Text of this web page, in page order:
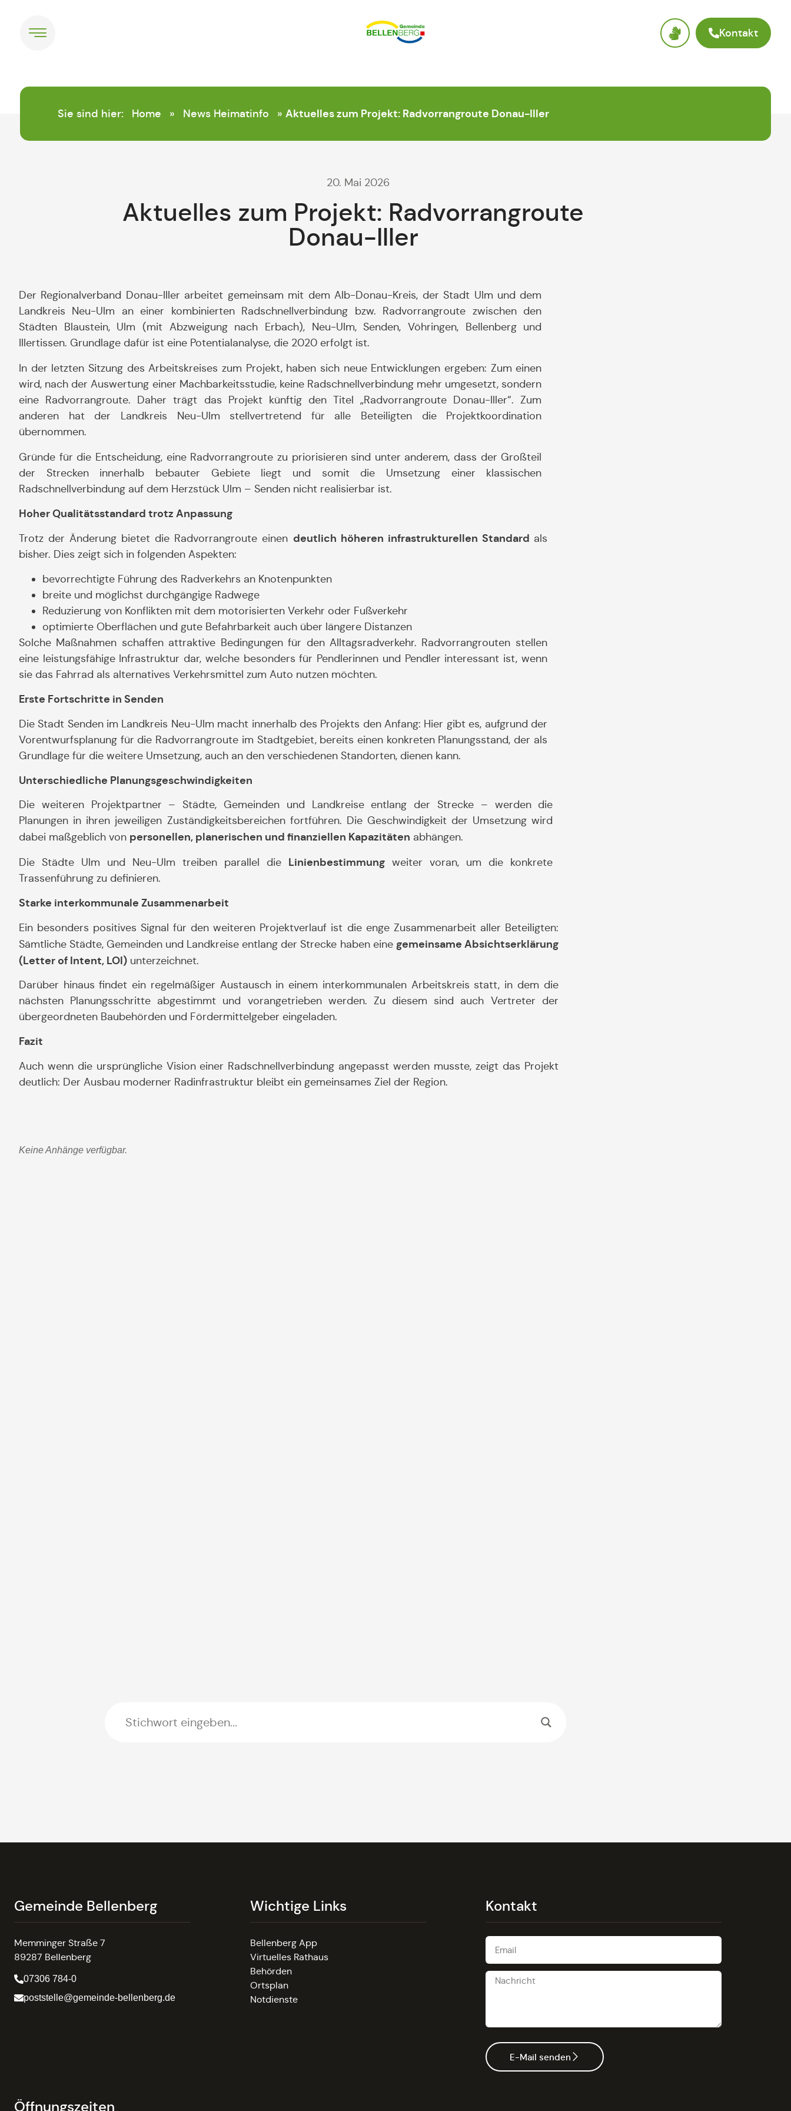
Kontakt
Sie sind hier: Home » News Heimatinfo » Aktuelles zum Projekt: Radvorrangroute Donau-Iller
20. Mai 2026
Aktuelles zum Projekt: Radvorrangroute
Donau-Iller
Der Regionalverband Donau-Iller arbeitet gemeinsam mit dem Alb-Donau-Kreis, der Stadt Ulm und dem
Landkreis Neu-Ulm an einer kombinierten Radschnellverbindung bzw. Radvorrangroute zwischen den
Städten Blaustein, Ulm (mit Abzweigung nach Erbach), Neu-Ulm, Senden, Vöhringen, Bellenberg und
Illertissen. Grundlage dafür ist eine Potentialanalyse, die 2020 erfolgt ist.
In der letzten Sitzung des Arbeitskreises zum Projekt, haben sich neue Entwicklungen ergeben: Zum einen
wird, nach der Auswertung einer Machbarkeitsstudie, keine Radschnellverbindung mehr umgesetzt, sondern
eine Radvorrangroute. Daher trägt das Projekt künftig den Titel „Radvorrangroute Donau-Iller“. Zum
anderen hat der Landkreis Neu-Ulm stellvertretend für alle Beteiligten die Projektkoordination
übernommen.
Gründe für die Entscheidung, eine Radvorrangroute zu priorisieren sind unter anderem, dass der Großteil
der Strecken innerhalb bebauter Gebiete liegt und somit die Umsetzung einer klassischen
Radschnellverbindung auf dem Herzstück Ulm – Senden nicht realisierbar ist.
Hoher Qualitätsstandard trotz Anpassung
Trotz der Änderung bietet die Radvorrangroute einen deutlich höheren infrastrukturellen Standard als
bisher. Dies zeigt sich in folgenden Aspekten:
bevorrechtigte Führung des Radverkehrs an Knotenpunkten
breite und möglichst durchgängige Radwege
Reduzierung von Konflikten mit dem motorisierten Verkehr oder Fußverkehr
optimierte Oberflächen und gute Befahrbarkeit auch über längere Distanzen
Solche Maßnahmen schaffen attraktive Bedingungen für den Alltagsradverkehr. Radvorrangrouten stellen
eine leistungsfähige Infrastruktur dar, welche besonders für Pendlerinnen und Pendler interessant ist, wenn
sie das Fahrrad als alternatives Verkehrsmittel zum Auto nutzen möchten.
Erste Fortschritte in Senden
Die Stadt Senden im Landkreis Neu-Ulm macht innerhalb des Projekts den Anfang: Hier gibt es, aufgrund der
Vorentwurfsplanung für die Radvorrangroute im Stadtgebiet, bereits einen konkreten Planungsstand, der als
Grundlage für die weitere Umsetzung, auch an den verschiedenen Standorten, dienen kann.
Unterschiedliche Planungsgeschwindigkeiten
Die weiteren Projektpartner – Städte, Gemeinden und Landkreise entlang der Strecke – werden die
Planungen in ihren jeweiligen Zuständigkeitsbereichen fortführen. Die Geschwindigkeit der Umsetzung wird
dabei maßgeblich von personellen, planerischen und finanziellen Kapazitäten abhängen.
Die Städte Ulm und Neu-Ulm treiben parallel die Linienbestimmung weiter voran, um die konkrete
Trassenführung zu definieren.
Starke interkommunale Zusammenarbeit
Ein besonders positives Signal für den weiteren Projektverlauf ist die enge Zusammenarbeit aller Beteiligten:
Sämtliche Städte, Gemeinden und Landkreise entlang der Strecke haben eine gemeinsame Absichtserklärung
(Letter of Intent, LOI) unterzeichnet.
Darüber hinaus findet ein regelmäßiger Austausch in einem interkommunalen Arbeitskreis statt, in dem die
nächsten Planungsschritte abgestimmt und vorangetrieben werden. Zu diesem sind auch Vertreter der
übergeordneten Baubehörden und Fördermittelgeber eingeladen.
Fazit
Auch wenn die ursprüngliche Vision einer Radschnellverbindung angepasst werden musste, zeigt das Projekt
deutlich: Der Ausbau moderner Radinfrastruktur bleibt ein gemeinsames Ziel der Region.
Keine Anhänge verfügbar.
Gemeinde Bellenberg
Memminger Straße 7
89287 Bellenberg
07306 784-0
poststelle@gemeinde-bellenberg.de
Wichtige Links
Bellenberg App
Virtuelles Rathaus
Behörden
Ortsplan
Notdienste
Kontakt
E-Mail senden
Öffnungszeiten